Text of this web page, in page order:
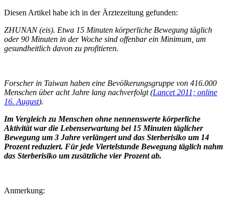
Diesen Artikel habe ich in der Ärztezeitung gefunden:
ZHUNAN (eis). Etwa 15 Minuten körperliche Bewegung täglich
oder 90 Minuten in der Woche sind offenbar ein Minimum, um
gesundheitlich davon zu profitieren.
Forscher in Taiwan haben eine Bevölkerungsgruppe von 416.000
Menschen über acht Jahre lang nachverfolgt (Lancet 2011; online
16. August).
Im Vergleich zu Menschen ohne nennenswerte körperliche
Aktivität war die Lebenserwartung bei 15 Minuten täglicher
Bewegung um 3 Jahre verlängert und das Sterberisiko um 14
Prozent reduziert. Für jede Viertelstunde Bewegung täglich nahm
das Sterberisiko um zusätzliche vier Prozent ab.
Anmerkung: